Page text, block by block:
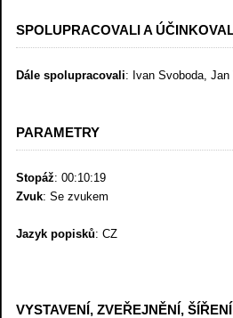
SPOLUPRACOVALI A
Dále spolupracovali: Ivan Svoboda,
PARAMETRY
Stopáž: 00:10:19
Zvuk: Se zvukem
Jazyk popisků: CZ
VYSTAVENÍ, ZVEŘEJNĚNÍ, ŠÍŘENÍ